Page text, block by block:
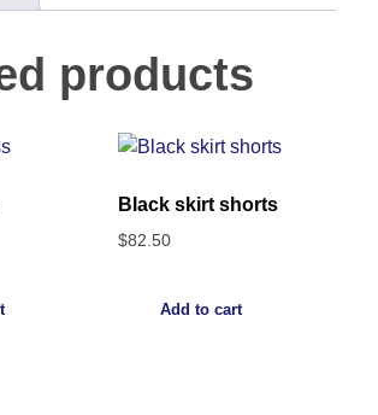
products
Black skirt shorts
$82.50
Add to cart